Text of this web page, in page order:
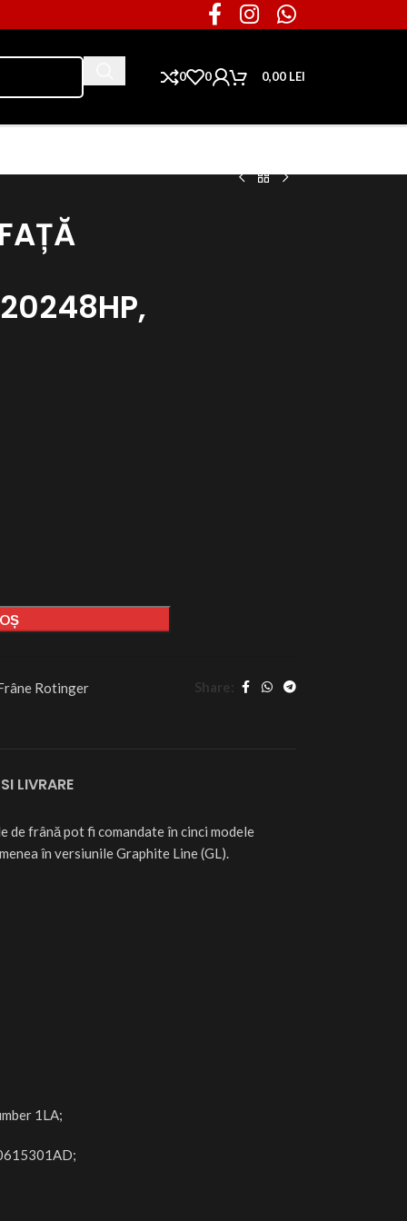
0 0 0,00 LEI
20248HP,
Rotinger Share:
LIVRARE
de frână pot fi comandate în cinci modele
în versiunile Graphite Line (GL).
1LA;